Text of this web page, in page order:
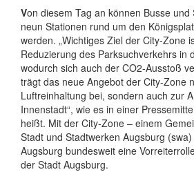
Von diesem Tag an können Busse
neun Stationen rund um den
werden. „Wichtiges Ziel der City-Zone
Reduzierung des Parksuchverkehrs in
wodurch sich auch der CO2-Ausstoß
trägt das neue Angebot der City-Zone
Luftreinhaltung bei, sondern auch zur
Innenstadt“, wie es in einer
heißt. Mit der City-Zone – einem
Stadt und Stadtwerken Augsburg
Augsburg bundesweit eine
der Stadt Augsburg.